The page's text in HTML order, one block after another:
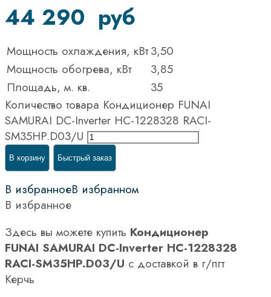
44 290 руб
Мощность охлаждения, кВт3,50
Мощность обогрева, кВт
3,85
Площадь, м. кв.
35
Количество товара Кондиционер FUNAI
SAMURAI DC-Inverter НС-1228328 RACI-
SM35HP.D03/U
В корзину Быстрый заказ
В избранноеВ избранном
В избранное
Здесь вы можете купить Кондиционер
FUNAI SAMURAI DC-Inverter НС-1228328
RACI-SM35HP.D03/U с доставкой в г/пгт
Керчь